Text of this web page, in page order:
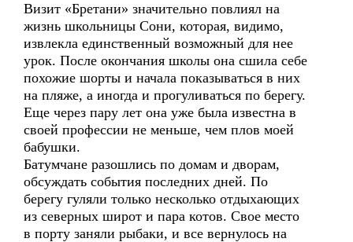
Визит «Бретани» значительно повлиял на
жизнь школьницы Сони, которая, видимо,
извлекла единственный возможный для нее
урок. После окончания школы она сшила себе
похожие шорты и начала показываться в них
на пляже, а иногда и прогуливаться по берегу.
Еще через пару лет она уже была известна в
своей профессии не меньше, чем плов моей
бабушки.
Батумчане разошлись по домам и дворам,
обсуждать события последних дней. По
берегу гуляли только несколько отдыхающих
из северных широт и пара котов. Свое место
в порту заняли рыбаки, и все вернулось на